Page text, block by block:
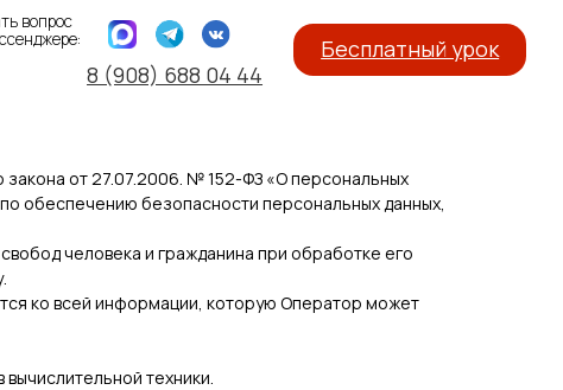
688 04 44
Бесплатный урок
закона от 27.07.2006. № 152-ФЗ «О персональных
обеспечению безопасности персональных данных,
человека и гражданина при обработке его
ко всей информации, которую Оператор может
техники.